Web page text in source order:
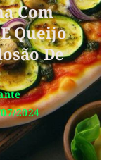
Com
Queijo
De
2024